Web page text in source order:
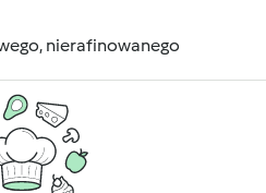
nierafinowanego